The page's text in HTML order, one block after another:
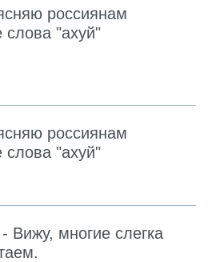
россиянам
слова "ахуй"
россиянам
слова "ахуй"
Вижу, многие слегка